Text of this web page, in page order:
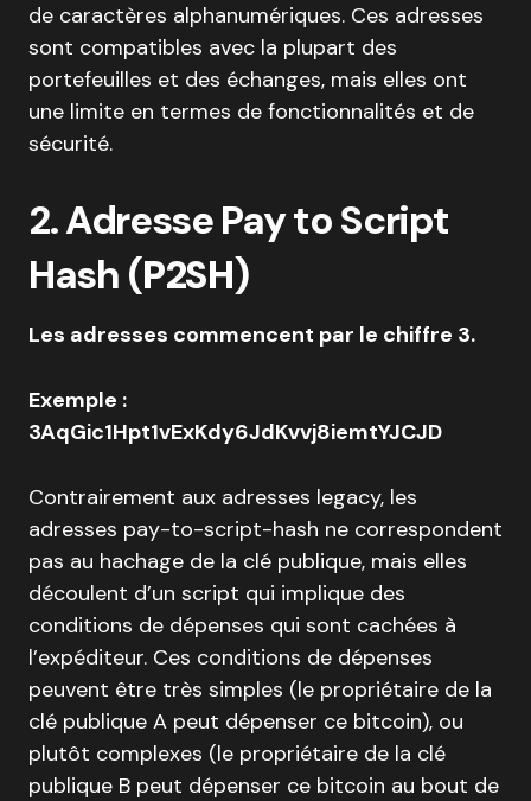
de caractères alphanumériques. Ces adresses
sont compatibles avec la plupart des
portefeuilles et des échanges, mais elles ont
une limite en termes de fonctionnalités et de
sécurité.
2. Adresse Pay to Script
Hash (P2SH)
Les adresses commencent par le chiffre 3.
Exemple :
3AqGic1Hpt1vExKdy6JdKvvj8iemtYJCJD
Contrairement aux adresses legacy, les
adresses pay-to-script-hash ne correspondent
pas au hachage de la clé publique, mais elles
découlent d’un script qui implique des
conditions de dépenses qui sont cachées à
l’expéditeur. Ces conditions de dépenses
peuvent être très simples (le propriétaire de la
clé publique A peut dépenser ce bitcoin), ou
plutôt complexes (le propriétaire de la clé
publique B peut dépenser ce bitcoin au bout de